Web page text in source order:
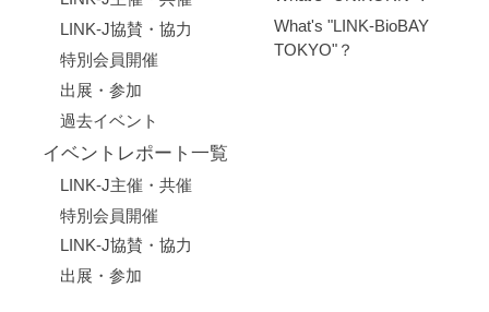
LINK-J協賛・協力
特別会員開催
出展・参加
過去イベント
イベントレポート一覧
LINK-J主催・共催
特別会員開催
LINK-J協賛・協力
出展・参加
What's "LINK-BioBAY
TOKYO"？